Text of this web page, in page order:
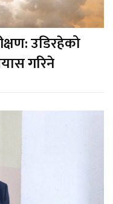
उडिरहेको
गरिने